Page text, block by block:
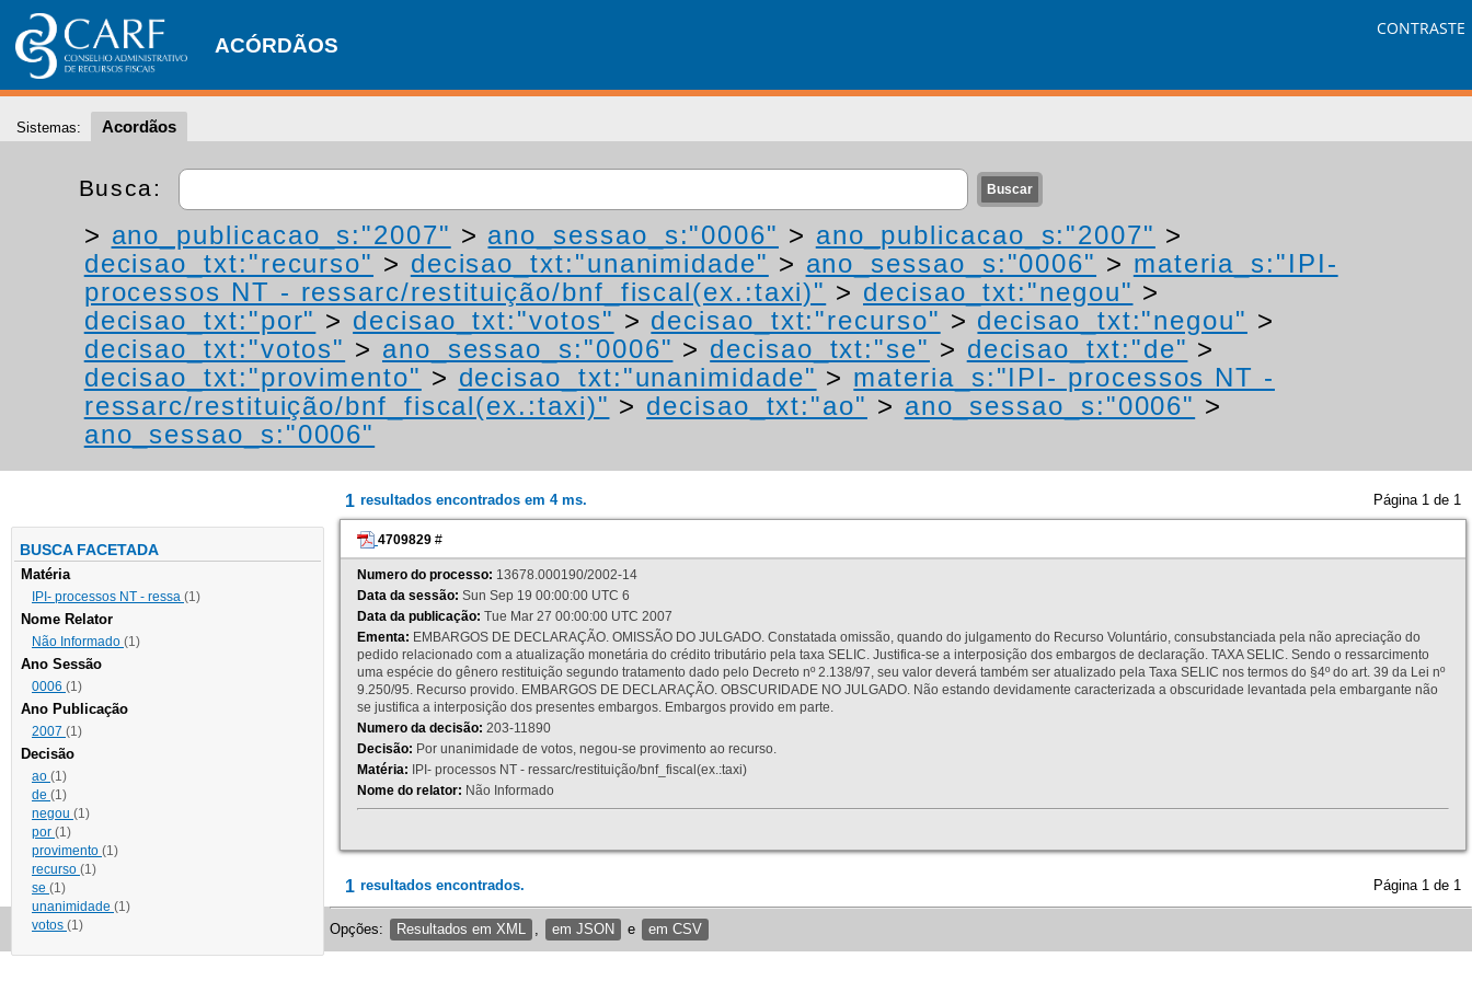
ACÓRDÃOS
CONTRASTE
Sistemas: Acordãos
Busca:
> ano_publicacao_s:"2007" > ano_sessao_s:"0006" > ano_publicacao_s:"2007" >
decisao_txt:"recurso" > decisao_txt:"unanimidade" > ano_sessao_s:"0006" > materia_s:"IPI-
processos NT - ressarc/restituição/bnf_fiscal(ex.:taxi)" > decisao_txt:"negou" >
decisao_txt:"por" > decisao_txt:"votos" > decisao_txt:"recurso" > decisao_txt:"negou" >
decisao_txt:"votos" > ano_sessao_s:"0006" > decisao_txt:"se" > decisao_txt:"de" >
decisao_txt:"provimento" > decisao_txt:"unanimidade" > materia_s:"IPI- processos NT -
ressarc/restituição/bnf_fiscal(ex.:taxi)" > decisao_txt:"ao" > ano_sessao_s:"0006" >
ano_sessao_s:"0006"
BUSCA FACETADA
Matéria
IPI- processos NT - ressa (1)
Nome Relator
Não Informado (1)
Ano Sessão
0006 (1)
Ano Publicação
2007 (1)
Decisão
ao (1)
de (1)
negou (1)
por (1)
provimento (1)
recurso (1)
se (1)
unanimidade (1)
votos (1)
1 resultados encontrados em 4 ms. Página 1 de 1
4709829 #
Numero do processo: 13678.000190/2002-14
Data da sessão: Sun Sep 19 00:00:00 UTC 6
Data da publicação: Tue Mar 27 00:00:00 UTC 2007
Ementa: EMBARGOS DE DECLARAÇÃO. OMISSÃO DO JULGADO. Constatada omissão, quando do julgamento do Recurso Voluntário, consubstanciada pela não apreciação do
pedido relacionado com a atualização monetária do crédito tributário pela taxa SELIC. Justifica-se a interposição dos embargos de declaração. TAXA SELIC. Sendo o ressarcimento
uma espécie do gênero restituição segundo tratamento dado pelo Decreto nº 2.138/97, seu valor deverá também ser atualizado pela Taxa SELIC nos termos do §4º do art. 39 da Lei nº
9.250/95. Recurso provido. EMBARGOS DE DECLARAÇÃO. OBSCURIDADE NO JULGADO. Não estando devidamente caracterizada a obscuridade levantada pela embargante não
se justifica a interposição dos presentes embargos. Embargos provido em parte.
Numero da decisão: 203-11890
Decisão: Por unanimidade de votos, negou-se provimento ao recurso.
Matéria: IPI- processos NT - ressarc/restituição/bnf_fiscal(ex.:taxi)
Nome do relator: Não Informado
1 resultados encontrados. Página 1 de 1
Opções: Resultados em XML em JSON e em CSV